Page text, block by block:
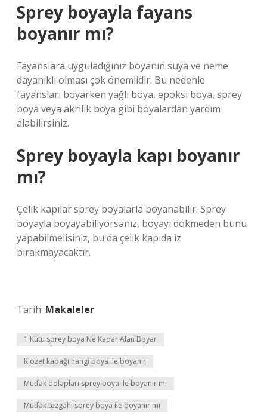
Sprey boyayla fayans
boyanır mı?
Fayanslara uyguladığınız boyanın suya ve neme
dayanıklı olması çok önemlidir. Bu nedenle
fayansları boyarken yağlı boya, epoksi boya, sprey
boya veya akrilik boya gibi boyalardan yardım
alabilirsiniz.
Sprey boyayla kapı boyanır
mı?
Çelik kapılar sprey boyalarla boyanabilir. Sprey
boyayla boyayabiliyorsanız, boyayı dökmeden bunu
yapabilmelisiniz, bu da çelik kapıda iz
bırakmayacaktır.
Tarih: Makaleler
1 Kutu sprey boya Ne Kadar Alan Boyar
Klozet kapağı hangi boya ile boyanır
Mutfak dolapları sprey boya ile boyanır mı
Mutfak tezgahı sprey boya ile boyanır mı